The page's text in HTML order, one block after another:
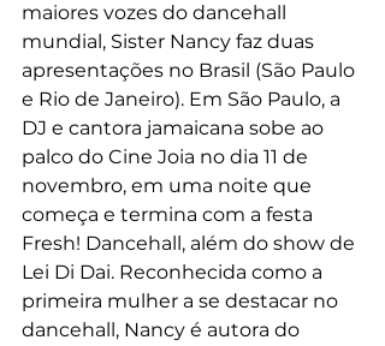
maiores vozes do dancehall
mundial, Sister Nancy faz duas
apresentações no Brasil (São Paulo
e Rio de Janeiro). Em São Paulo, a
DJ e cantora jamaicana sobe ao
palco do Cine Joia no dia 11 de
novembro, em uma noite que
começa e termina com a festa
Fresh! Dancehall, além do show de
Lei Di Dai. Reconhecida como a
primeira mulher a se destacar no
dancehall, Nancy é autora do